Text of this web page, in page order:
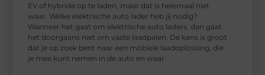
EV of hybride op te laden, maar dat is helemaal niet
waar. Welke elektrische auto lader heb jij nodig?
Wanneer het gaat om elektrische auto laders, dan gaat
het doorgaans niet om vaste laadpalen. De kans is groot
dat je op zoek bent naar een mobiele laadoplossing, die
je mee kunt nemen in de auto en waar